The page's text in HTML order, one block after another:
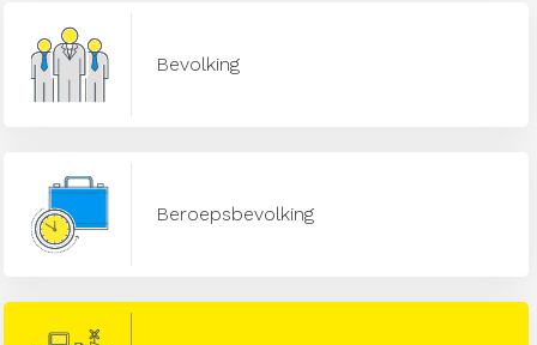
Bevolking
Beroepsbevolking